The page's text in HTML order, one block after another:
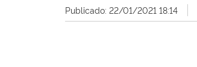
Publicado: 22/01/2021 18:14